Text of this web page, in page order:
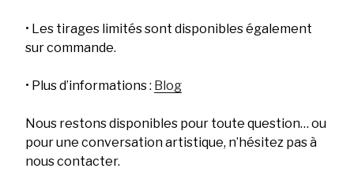
• Les tirages limités sont disponibles également
sur commande.
• Plus d’informations : Blog
Nous restons disponibles pour toute question… ou
pour une conversation artistique, n’hésitez pas à
nous contacter.